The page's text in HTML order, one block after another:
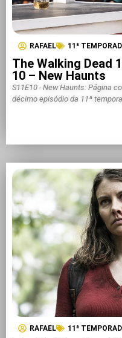
RAFAEL 11ª
The Walking Dead
10 – New Haunts
S11E10 - New Haunts: Página
décimo episódio da 11ª
RAFAEL 11ª